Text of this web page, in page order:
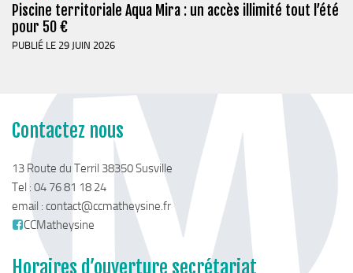
Piscine territoriale Aqua Mira : un accès illimité tout l’été
pour 50 €
PUBLIÉ LE 29 JUIN 2026
Contactez nous
13 Route du Terril 38350 Susville
Tel : 04 76 81 18 24
email : contact@ccmatheysine.fr
CCMatheysine
Horaires d’ouverture secrétariat